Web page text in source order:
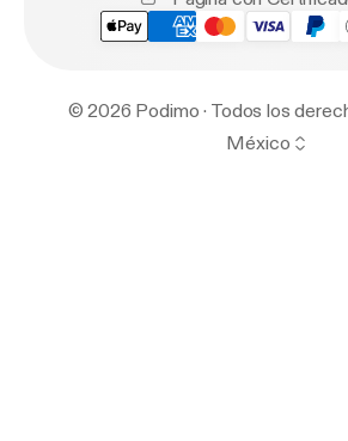
© 2026 Podimo · Todos los
México